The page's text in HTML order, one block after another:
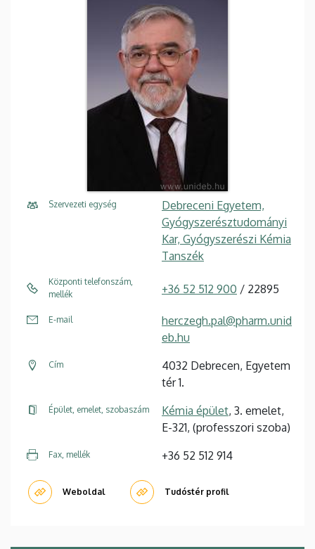
Szervezeti egység
Debreceni Egyetem,
Gyógyszerésztudományi
Kar, Gyógyszerészi Kémia
Tanszék
Központi telefonszám,
mellék
+36 52 512 900 / 22895
E-mail
herczegh.pal@pharm.unid
eb.hu
Cím
4032 Debrecen, Egyetem
tér 1.
Épület, emelet, szobaszám Kémia épület, 3. emelet,
E-321, (professzori szoba)
Fax, mellék +36 52 512 914
Weboldal Tudóstér profil